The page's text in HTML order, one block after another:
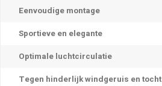
Eenvoudige montage
Sportieve en elegante
Optimale luchtcirculatie
Tegen hinderlijk windgeruis en tocht